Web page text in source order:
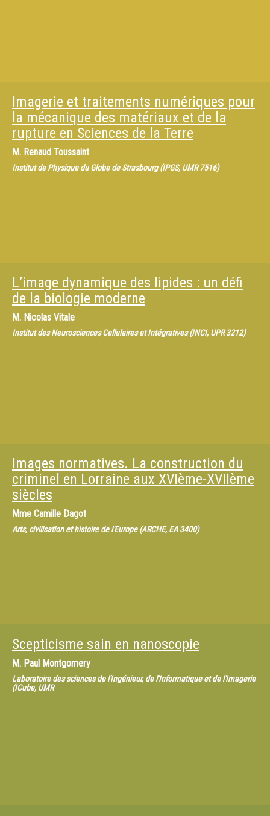
Imagerie et traitements numériques pour
la mécanique des matériaux et de la
rupture en Sciences de la Terre
M. Renaud Toussaint
Institut de Physique du Globe de Strasbourg (IPGS, UMR 7516)
L’image dynamique des lipides : un défi
de la biologie moderne
M. Nicolas Vitale
Institut des Neurosciences Cellulaires et Intégratives (INCI, UPR 3212)
Images normatives. La construction du
criminel en Lorraine aux XVIème-XVIIème
siècles
Mme Camille Dagot
Arts, civilisation et histoire de l'Europe (ARCHE, EA 3400)
Scepticisme sain en nanoscopie
M. Paul Montgomery
Laboratoire des sciences de l'Ingénieur, de l'Informatique et de l'Imagerie
(ICube, UMR